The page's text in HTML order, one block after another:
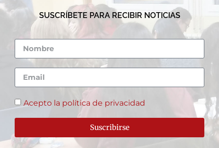
SUSCRÍBETE PARA RECIBIR NOTICIAS
Acepto la política de privacidad
Suscribirse